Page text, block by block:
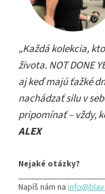
„Každá kolekcia,
života. NOT DONE
aj keď majú ťažké
nachádzať silu v
pripomínať – vždy,
ALEX
Nejaké otázky?
Napíš nám na